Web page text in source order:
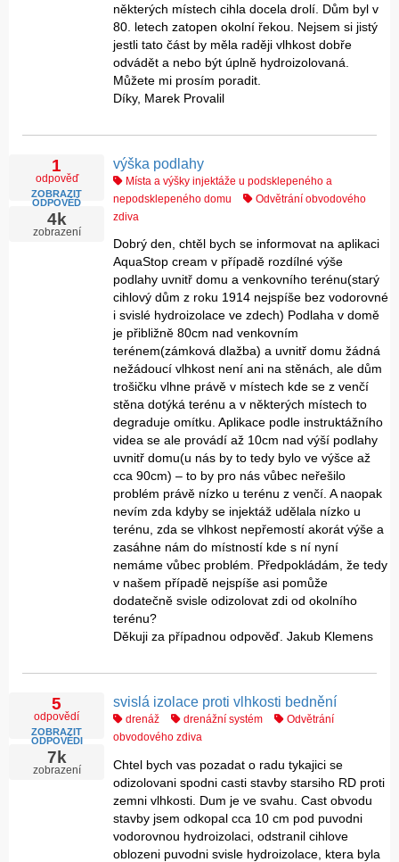
některých místech cihla docela drolí. Dům byl v
80. letech zatopen okolní řekou. Nejsem si jistý
jestli tato část by měla raději vlhkost dobře
odvádět a nebo být úplně hydroizolovaná.
Můžete mi prosím poradit.
Díky, Marek Provalil
1
odpověď
ZOBRAZIT
ODPOVĚĎ
4k
zobrazení
výška podlahy
Místa a výšky injektáže u podsklepeného a
nepodsklepeného domu
Odvětrání obvodového
zdiva
Dobrý den, chtěl bych se informovat na aplikaci
AquaStop cream v případě rozdílné výše
podlahy uvnitř domu a venkovního terénu(starý
cihlový dům z roku 1914 nejspíše bez vodorovné
i svislé hydroizolace ve zdech) Podlaha v domě
je přibližně 80cm nad venkovním
terénem(zámková dlažba) a uvnitř domu žádná
nežádoucí vlhkost není ani na stěnách, ale dům
trošičku vlhne právě v místech kde se z venčí
stěna dotýká terénu a v některých místech to
degraduje omítku. Aplikace podle instruktážního
videa se ale provádí až 10cm nad výší podlahy
uvnitř domu(u nás by to tedy bylo ve výšce až
cca 90cm) – to by pro nás vůbec neřešilo
problém právě nízko u terénu z venčí. A naopak
nevím zda kdyby se injektáž udělala nízko u
terénu, zda se vlhkost nepřemostí akorát výše a
zasáhne nám do místností kde s ní nyní
nemáme vůbec problém. Předpokládám, že tedy
v našem případě nejspíše asi pomůže
dodatečně svisle odizolovat zdi od okolního
terénu?
Děkuji za případnou odpověď. Jakub Klemens
5
odpovědí
ZOBRAZIT
ODPOVĚDI
7k
zobrazení
svislá izolace proti vlhkosti bednění
drenáž drenážní systém
Odvětrání
obvodového zdiva
Chtel bych vas pozadat o radu tykajici se
odizolovani spodni casti stavby starsiho RD proti
zemni vlhkosti. Dum je ve svahu. Cast obvodu
stavby jsem odkopal cca 10 cm pod puvodni
vodorovnou hydroizolaci, odstranil cihlove
oblozeni puvodni svisle hydroizolace, ktera byla